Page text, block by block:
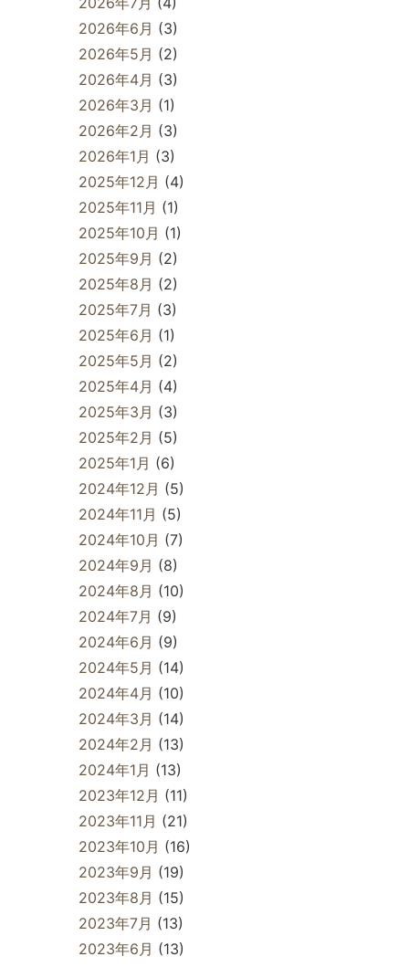
2026年6月 (3)
2026年5月 (2)
2026年4月 (3)
2026年3月 (1)
2026年2月 (3)
2026年1月 (3)
2025年12月 (4)
2025年11月 (1)
2025年10月 (1)
2025年9月 (2)
2025年8月 (2)
2025年7月 (3)
2025年6月 (1)
2025年5月 (2)
2025年4月 (4)
2025年3月 (3)
2025年2月 (5)
2025年1月 (6)
2024年12月 (5)
2024年11月 (5)
2024年10月 (7)
2024年9月 (8)
2024年8月 (10)
2024年7月 (9)
2024年6月 (9)
2024年5月 (14)
2024年4月 (10)
2024年3月 (14)
2024年2月 (13)
2024年1月 (13)
2023年12月 (11)
2023年11月 (21)
2023年10月 (16)
2023年9月 (19)
2023年8月 (15)
2023年7月 (13)
2023年6月 (13)